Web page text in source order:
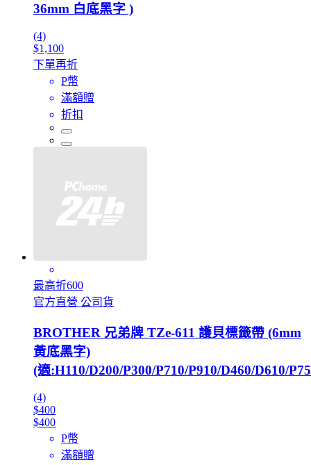
36mm 白底黑字 )
(4)
$1,100
下單再折
P幣
滿額贈
折扣
最高折600
官方直營 公司貨
BROTHER 兄弟牌 TZe-611 護貝標籤帶 (6mm
黃底黑字)
(適:H110/D200/P300/P710/P910/D460/D610/
(4)
$400
$400
P幣
滿額贈